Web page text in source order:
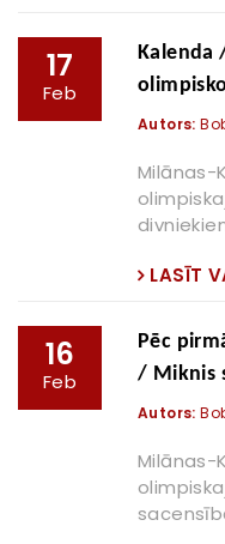
17
Feb
Kalenda
Autors:
Milānas-
LASĪT
16
Feb
Pēc
/ Miknis
Autors:
Milānas-